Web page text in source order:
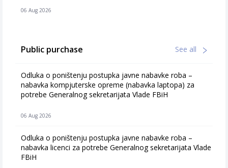
06 Aug 2026
Public purchase See all
Odluka o poništenju postupka javne nabavke roba –
nabavka kompjuterske opreme (nabavka laptopa) za
potrebe Generalnog sekretarijata Vlade FBiH
06 Aug 2026
Odluka o poništenju postupka javne nabavke roba –
nabavka licenci za potrebe Generalnog sekretarijata Vlade
FBiH